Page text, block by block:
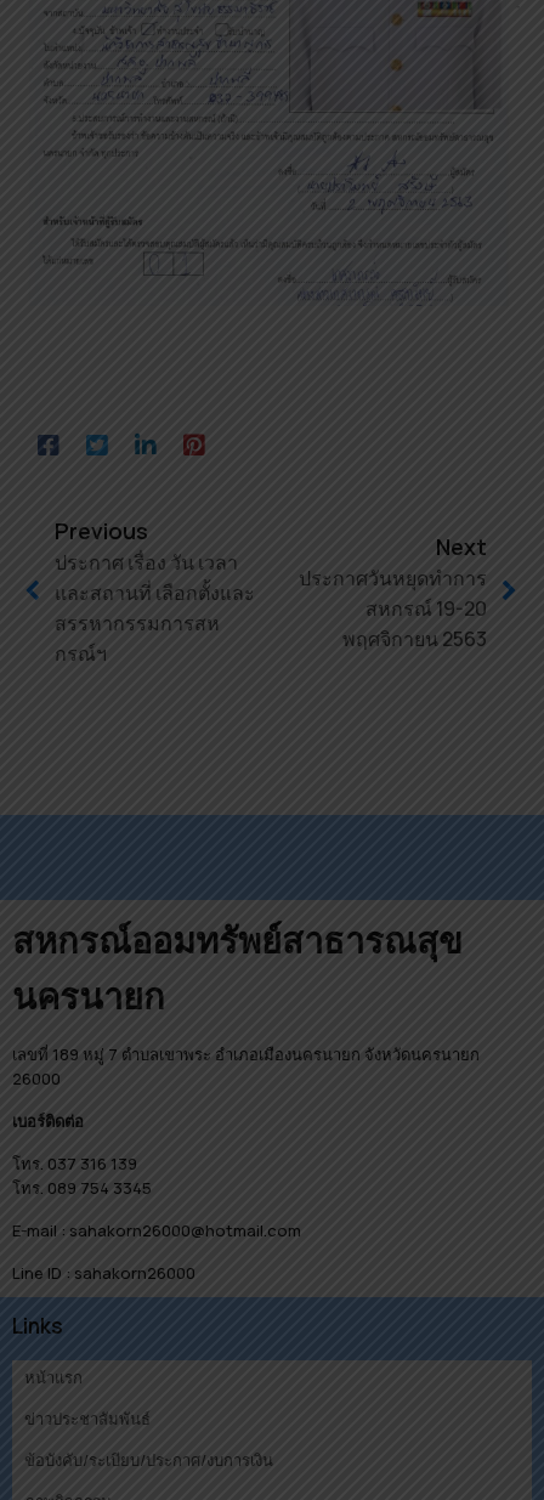
Previous
ประกาศ เรื่อง วัน เวลา
และสถานที่ เลือกตั้งและ
สรรหากรรมการสห
กรณ์ฯ
Next
ประกาศวันหยุดทำการ
สหกรณ์ 19-20
พฤศจิกายน 2563
สหกรณ์ออมทรัพย์สาธารณสุข
นครนายก
เลขที่ 189 หมู่ 7 ตำบลเขาพระ อำเภอเมืองนครนายก จังหวัดนครนายก
26000
เบอร์ติดต่อ
โทร. 037 316 139
โทร. 089 754 3345
E-mail : sahakorn26000@hotmail.com
Line ID : sahakorn26000
Links
หน้าแรก
ข่าวประชาสัมพันธ์
ข้อบังคับ/ระเบียบ/ประกาศ/งบการเงิน